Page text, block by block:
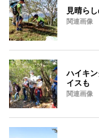
見晴ら
関連画像
ハイキ
イスも
関連画像